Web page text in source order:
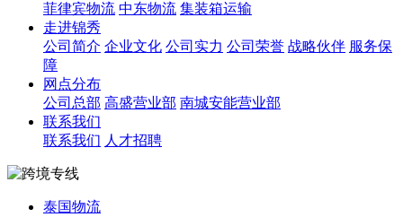
菲律宾物流 中东物流 集装箱运输
走进锦秀
公司简介 企业文化 公司实力 公司荣誉 战略伙伴 服务保
障
网点分布
公司总部 高盛营业部 南城安能营业部
联系我们
联系我们 人才招聘
泰国物流